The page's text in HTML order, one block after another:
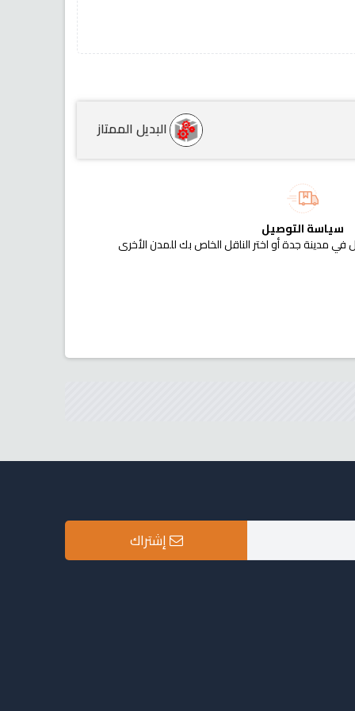
البديل الممتاز
سياسة التوصيل
في مدينة جدة أو اختر الناقل الخاص بك للمدن الأخرى
إشتراك